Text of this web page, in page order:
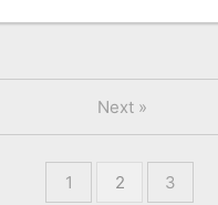
1 2 3
Next »